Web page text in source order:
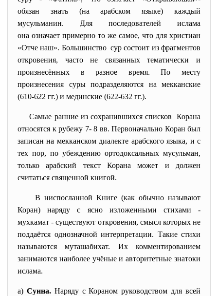
обязан знать (на арабском языке) каждый
мусульманин. Для последователей ислама
она означает примерно то же самое, что для христиан
«Отче наш». Большинство сур состоит из фрагментов
откровения, часто не связанных тематически и
произнесённых в разное время. По месту
произнесения суры подразделяются на мекканские
(610-622 гг.) и мединские (622-632 гг.).
Самые ранние из сохранившихся списков Корана
относятся к рубежу 7- 8 вв. Первоначально Коран был
записан на мекканском диалекте арабского языка, и с
тех пор, по убеждению ортодоксальных мусульман,
только арабский текст Корана может и должен
считаться священной книгой.
В ниспосланной Книге (как обычно называют
Коран) наряду с ясно изложенными стихами -
мухкамат - существуют откровения, смысл которых не
поддаётся однозначной интерпретации. Такие стихи
называются муташабихат. Их комментированием
занимаются наиболее учёные и авторитетные знатоки
ислама.
а) Сунна.Наряду с Кораном руководством для всей